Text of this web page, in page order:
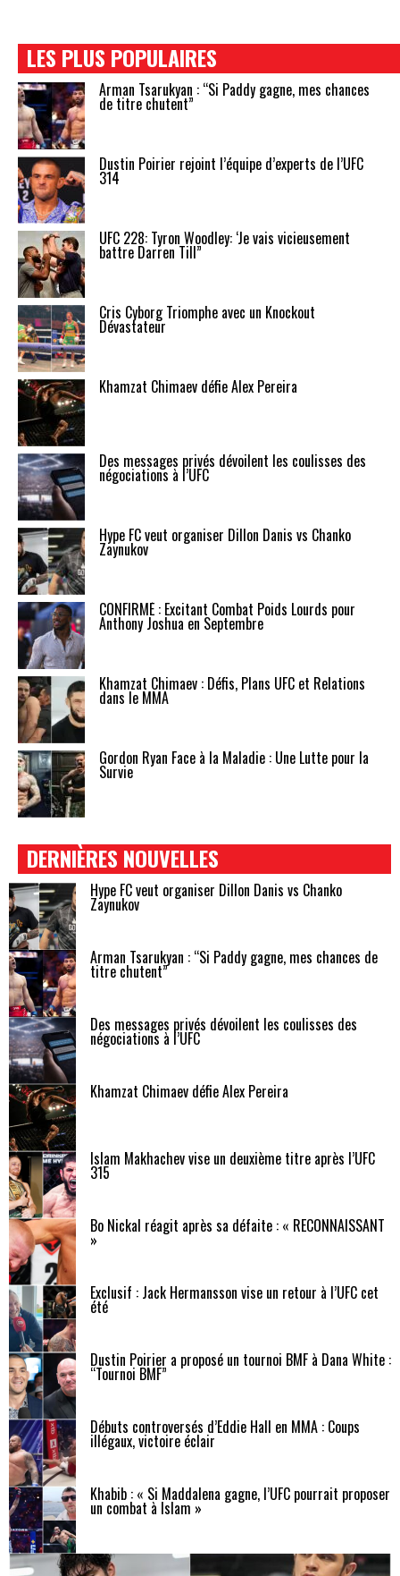
LES PLUS POPULAIRES
Arman Tsarukyan : “Si Paddy gagne, mes chances
de titre chutent”
Dustin Poirier rejoint l’équipe d’experts de l’UFC
314
UFC 228: Tyron Woodley: ‘Je vais vicieusement
battre Darren Till”
Cris Cyborg Triomphe avec un Knockout
Dévastateur
Khamzat Chimaev défie Alex Pereira
Des messages privés dévoilent les coulisses des
négociations à l’UFC
Hype FC veut organiser Dillon Danis vs Chanko
Zaynukov
CONFIRMÉ : Excitant Combat Poids Lourds pour
Anthony Joshua en Septembre
Khamzat Chimaev : Défis, Plans UFC et Relations
dans le MMA
Gordon Ryan Face à la Maladie : Une Lutte pour la
Survie
DERNIÈRES NOUVELLES
Hype FC veut organiser Dillon Danis vs Chanko
Zaynukov
Arman Tsarukyan : “Si Paddy gagne, mes chances de
titre chutent”
Des messages privés dévoilent les coulisses des
négociations à l’UFC
Khamzat Chimaev défie Alex Pereira
Islam Makhachev vise un deuxième titre après l’UFC
315
Bo Nickal réagit après sa défaite : « RECONNAISSANT
»
Exclusif : Jack Hermansson vise un retour à l’UFC cet
été
Dustin Poirier a proposé un tournoi BMF à Dana White :
“Tournoi BMF”
Débuts controversés d’Eddie Hall en MMA : Coups
illégaux, victoire éclair
Khabib : « Si Maddalena gagne, l’UFC pourrait proposer
un combat à Islam »